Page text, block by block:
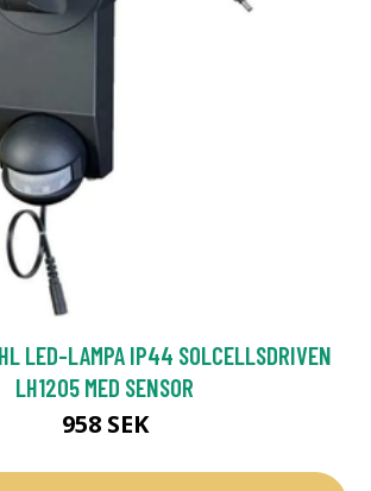
LED-LAMPA IP44 SOLCELLSDRIVEN
LH1205 MED SENSOR
958 SEK